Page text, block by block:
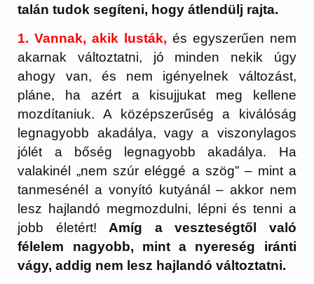
talán tudok segíteni, hogy átlendülj rajta.
1.Vannak, akik lusták, és egyszerűen nem
akarnak változtatni, jó minden nekik úgy
ahogy van, és nem igényelnek változást,
pláne, ha azért a kisujjukat meg kellene
mozdítaniuk. A középszerűség a kiválóság
legnagyobb akadálya, vagy a viszonylagos
jólét a bőség legnagyobb akadálya. Ha
valakinél „nem szúr eléggé a szög” – mint a
tanmesénél a vonyító kutyánál – akkor nem
lesz hajlandó megmozdulni, lépni és tenni a
jobb életért! Amíg a veszteségtől való
félelem nagyobb, mint a nyereség iránti
vágy, addig nem lesz hajlandó változtatni.